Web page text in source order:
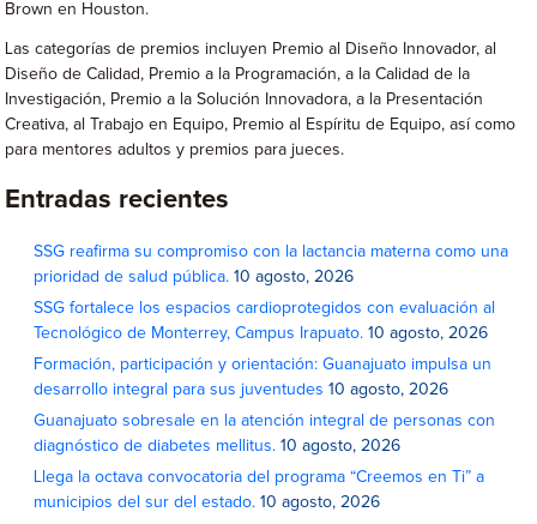
Brown en Houston.
Las categorías de premios incluyen Premio al Diseño Innovador, al
Diseño de Calidad, Premio a la Programación, a la Calidad de la
Investigación, Premio a la Solución Innovadora, a la Presentación
Creativa, al Trabajo en Equipo, Premio al Espíritu de Equipo, así como
para mentores adultos y premios para jueces.
Entradas recientes
SSG reafirma su compromiso con la lactancia materna como una
prioridad de salud pública. 10 agosto, 2026
SSG fortalece los espacios cardioprotegidos con evaluación al
Tecnológico de Monterrey, Campus Irapuato. 10 agosto, 2026
Formación, participación y orientación: Guanajuato impulsa un
desarrollo integral para sus juventudes 10 agosto, 2026
Guanajuato sobresale en la atención integral de personas con
diagnóstico de diabetes mellitus. 10 agosto, 2026
Llega la octava convocatoria del programa “Creemos en Ti” a
municipios del sur del estado. 10 agosto, 2026